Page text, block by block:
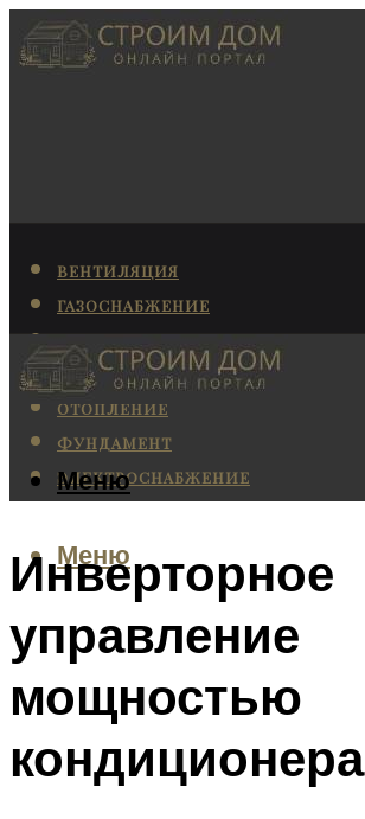
ВЕНТИЛЯЦИЯ
ГАЗОСНАБЖЕНИЕ
КАНАЛИЗАЦИЯ
КОНДИЦИОНИРОВАНИЕ
ОТОПЛЕНИЕ
ФУНДАМЕНТ
ЭЛЕКТРОСНАБЖЕНИЕ
Меню
Меню
Инверторное
управление
мощностью
кондиционера